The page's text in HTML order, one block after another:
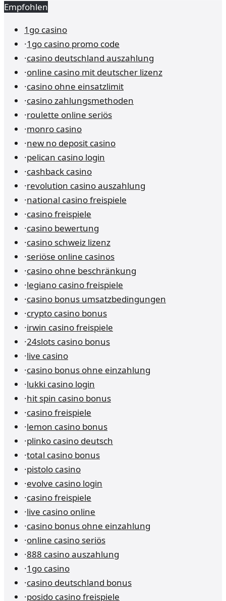
Empfohlen
1go casino
·1go casino promo code
·casino deutschland auszahlung
·online casino mit deutscher lizenz
·casino ohne einsatzlimit
·casino zahlungsmethoden
·roulette online seriös
·monro casino
·new no deposit casino
·pelican casino login
·cashback casino
·revolution casino auszahlung
·national casino freispiele
·casino freispiele
·casino bewertung
·casino schweiz lizenz
·seriöse online casinos
·casino ohne beschränkung
·legiano casino freispiele
·casino bonus umsatzbedingungen
·crypto casino bonus
·irwin casino freispiele
·24slots casino bonus
·live casino
·casino bonus ohne einzahlung
·lukki casino login
·hit spin casino bonus
·casino freispiele
·lemon casino bonus
·plinko casino deutsch
·total casino bonus
·pistolo casino
·evolve casino login
·casino freispiele
·live casino online
·casino bonus ohne einzahlung
·online casino seriös
·888 casino auszahlung
·1go casino
·casino deutschland bonus
·posido casino freispiele